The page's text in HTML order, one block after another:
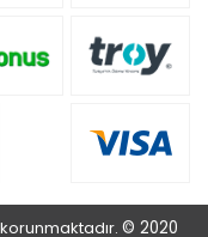
© 2020